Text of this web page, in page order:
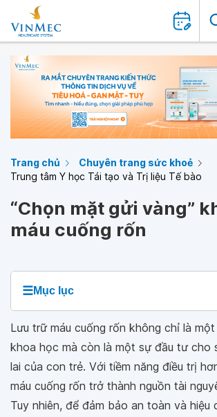
Trang chủ
Chuyên trang sức khoẻ
Trung tâm Y học Tái tạo và Trị liệu Tế bào
“Chọn mặt gửi vàng”
máu cuống rốn
☰Mục lục
Lưu trữ máu cuống rốn không chỉ là
khoa học mà còn là một sự đầu tư cho
lai của con trẻ. Với tiềm năng điều trị
máu cuống rốn trở thành nguồn tài
Tuy nhiên, để đảm bảo an toàn và hiệu